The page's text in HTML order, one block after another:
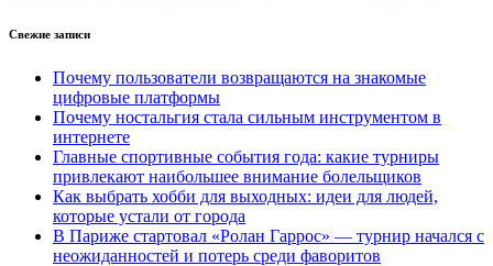
Свежие записи
Почему пользователи возвращаются на знакомые
цифровые платформы
Почему ностальгия стала сильным инструментом в
интернете
Главные спортивные события года: какие турниры
привлекают наибольшее внимание болельщиков
Как выбрать хобби для выходных: идеи для людей,
которые устали от города
В Париже стартовал «Ролан Гаррос» — турнир начался с
неожиданностей и потерь среди фаворитов